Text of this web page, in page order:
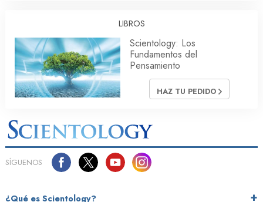
LIBROS
Scientology: Los
Fundamentos del
Pensamiento
HAZ TU PEDIDO
SÍGUENOS
¿Qué es Scientology?